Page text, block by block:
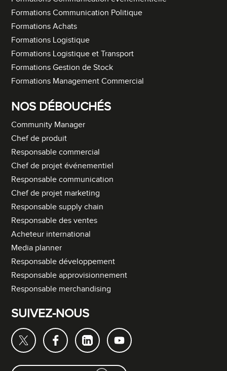
Formations Communication Politique
Formations Achats
Formations Logistique
Formations Logistique et Transport
Formations Gestion de Stock
Formations Management Commercial
NOS DÉBOUCHÉS
Community Manager
Chef de produit
Responsable commercial
Chef de projet événementiel
Responsable communication
Chef de projet marketing
Responsable supply chain
Responsable des ventes
Acheteur international
Media planner
Responsable développement
Responsable approvisionnement
Responsable merchandising
SUIVEZ-NOUS